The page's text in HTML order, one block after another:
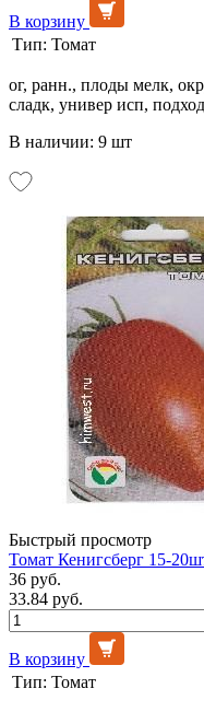
В корзину
Тип: Томат
ог, ранн., плоды мелк,
сладк, универ исп,
В наличии: 9 шт
Быстрый просмотр
Томат Кенигсберг 15-
36 руб.
33.84 руб.
В корзину
Тип: Томат